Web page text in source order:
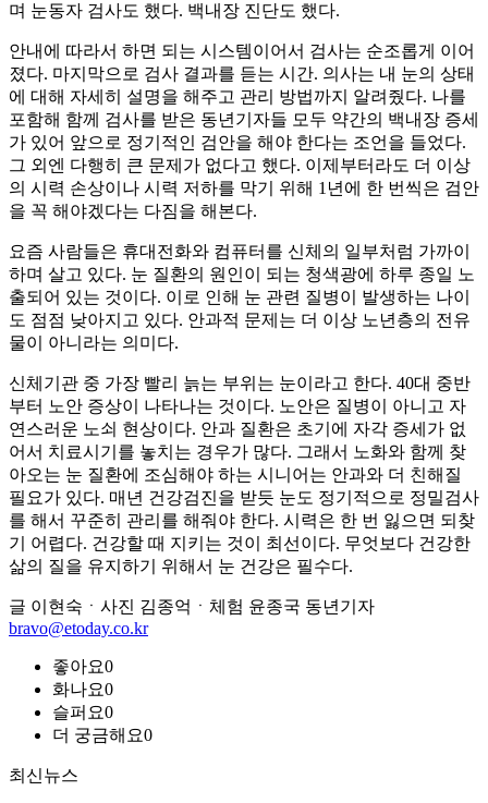
며 눈동자 검사도 했다. 백내장 진단도 했다.
안내에 따라서 하면 되는 시스템이어서 검사는 순조롭게 이어
졌다. 마지막으로 검사 결과를 듣는 시간. 의사는 내 눈의 상태
에 대해 자세히 설명을 해주고 관리 방법까지 알려줬다. 나를
포함해 함께 검사를 받은 동년기자들 모두 약간의 백내장 증세
가 있어 앞으로 정기적인 검안을 해야 한다는 조언을 들었다.
그 외엔 다행히 큰 문제가 없다고 했다. 이제부터라도 더 이상
의 시력 손상이나 시력 저하를 막기 위해 1년에 한 번씩은 검안
을 꼭 해야겠다는 다짐을 해본다.
요즘 사람들은 휴대전화와 컴퓨터를 신체의 일부처럼 가까이
하며 살고 있다. 눈 질환의 원인이 되는 청색광에 하루 종일 노
출되어 있는 것이다. 이로 인해 눈 관련 질병이 발생하는 나이
도 점점 낮아지고 있다. 안과적 문제는 더 이상 노년층의 전유
물이 아니라는 의미다.
신체기관 중 가장 빨리 늙는 부위는 눈이라고 한다. 40대 중반
부터 노안 증상이 나타나는 것이다. 노안은 질병이 아니고 자
연스러운 노쇠 현상이다. 안과 질환은 초기에 자각 증세가 없
어서 치료시기를 놓치는 경우가 많다. 그래서 노화와 함께 찾
아오는 눈 질환에 조심해야 하는 시니어는 안과와 더 친해질
필요가 있다. 매년 건강검진을 받듯 눈도 정기적으로 정밀검사
를 해서 꾸준히 관리를 해줘야 한다. 시력은 한 번 잃으면 되찾
기 어렵다. 건강할 때 지키는 것이 최선이다. 무엇보다 건강한
삶의 질을 유지하기 위해서 눈 건강은 필수다.
글 이현숙ㆍ사진 김종억ㆍ체험 윤종국 동년기자
bravo@etoday.co.kr
좋아요0
화나요0
슬퍼요0
더 궁금해요0
최신뉴스